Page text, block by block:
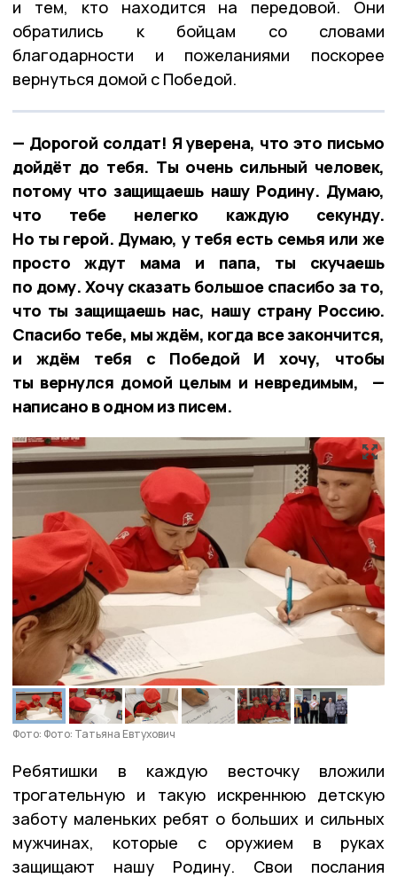
и тем, кто находится на передовой. Они
обратились к бойцам со словами
благодарности и пожеланиями поскорее
вернуться домой с Победой.
— Дорогой солдат! Я уверена, что это письмо
дойдёт до тебя. Ты очень сильный человек,
потому что защищаешь нашу Родину. Думаю,
что тебе нелегко каждую секунду.
Но ты герой. Думаю, у тебя есть семья или же
просто ждут мама и папа, ты скучаешь
по дому. Хочу сказать большое спасибо за то,
что ты защищаешь нас, нашу страну Россию.
Спасибо тебе, мы ждём, когда все закончится,
и ждём тебя с Победой И хочу, чтобы
ты вернулся домой целым и невредимым, —
написано в одном из писем.
Фото: Фото: Татьяна Евтухович
Ребятишки в каждую весточку вложили
трогательную и такую искреннюю детскую
заботу маленьких ребят о больших и сильных
мужчинах, которые с оружием в руках
защищают нашу Родину. Свои послания